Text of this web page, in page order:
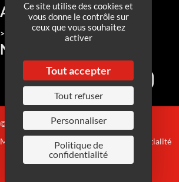
Actualités
> Toutes nos actualités
Nos réseaux
© 2026 Micheneau
Mentions Légales
| Politique de confidentialité
Ce site utilise des cookies et
vous donne le contrôle sur
ceux que vous souhaitez
activer
Tout accepter
Tout refuser
Personnaliser
Politique de
confidentialité